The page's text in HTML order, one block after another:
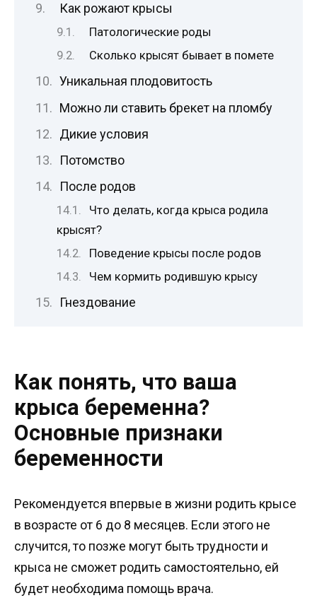
Как рожают крысы
Патологические роды
Сколько крысят бывает в помете
Уникальная плодовитость
Можно ли ставить брекет на пломбу
Дикие условия
Потомство
После родов
Что делать, когда крыса родила
крысят?
Поведение крысы после родов
Чем кормить родившую крысу
Гнездование
Как понять, что ваша
крыса беременна?
Основные признаки
беременности
Рекомендуется впервые в жизни родить крысе
в возрасте от 6 до 8 месяцев. Если этого не
случится, то позже могут быть трудности и
крыса не сможет родить самостоятельно, ей
будет необходима помощь врача.